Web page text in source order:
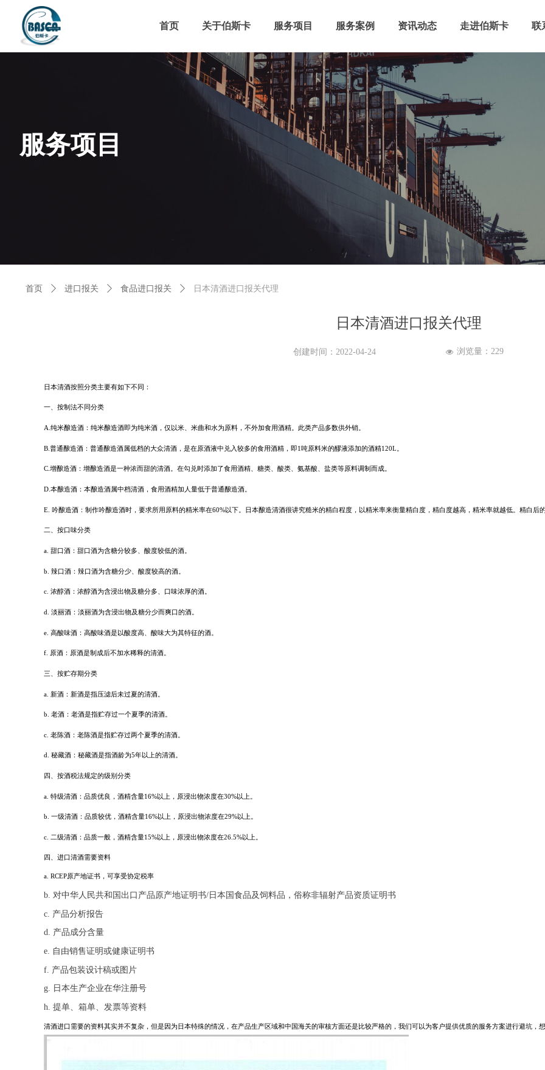
首页 关于伯斯卡 服务项目 服务案例 资讯动态 走进伯斯卡 联
首页 ꄲ 进口报关 ꄲ 食品进口报关 ꄲ 日本清酒进口报关代理
日本清酒进口报关代理
创建时间： 2022-04-24
日本清酒按照分类主要有如下不同：
一、按制法不同分类
A. 纯米酿造酒：纯米酿造酒即为纯米酒，仅以米、米曲和水为原料，不外加食用酒精。此类产品多数供外销。
B. 普通酿造酒：普通酿造酒属低档的大众清酒，是在原酒液中兑入较多的食用酒精，即1 吨原料米的醪液添加的酒精120L 。
C.增酿造酒：增酿造酒是一种浓而甜的清酒。在勾兑时添加了食用酒精、糖类、酸类、氨基酸、盐类等原料调制而成。
D. 本酿造酒：本酿造酒属中档清酒，食用酒精加人量低于普通酿造酒。
E 吟酿造酒：制作吟酿造酒时，要求所用原料的精米率在60%以下。日本酿造清酒很讲究糙米的精白程度，以精米率来衡量精白度，精白度越高，精米率就越低。精白
二、按口味分类
a 甜口酒：甜口酒为含糖分较多、酸度较低的酒。
b 辣口酒：辣口酒为含糖分少、酸度较高的酒。
c. 浓醇酒：浓醇酒为含浸出物及糖分多、口味浓厚的酒。
d 淡丽酒：淡丽酒为含浸出物及糖分少而爽口的酒。
e 高酸味酒：高酸味酒是以酸度高、酸味大为其特征的酒。
f 原酒：原酒是制成后不加水稀释的清酒。
三、按贮存期分类
a 新酒：新酒是指压滤后未过夏的清酒。
b 老酒：老酒是指贮存过一个夏季的清酒。
c 老陈酒：老陈酒是指贮存过两个夏季的清酒。
d. 秘藏酒：秘藏酒是指酒龄为5年以上的清酒。
四、按酒税法规定的级别分类
a 特级清酒：品质优良，酒精含量16%以上，原浸出物浓度在30%以上。
b. 一级清酒：品质较优，酒精含量16%以上，原浸出物浓度在29%以上。
c 二级清酒：品质一般，酒精含量15%以上，原浸出物浓度在26.5%以上。
四、进口清酒需要资料
a. RCEP原产地证书，可享受协定税率
b. 对中华人民共和国出口产品原产地证明书/日本国食品及饲料品，俗称非辐射产品资质证明书
c. 产品分析报告
d. 产品成分含量
e. 自由销售证明或健康证明书
f. 产品包装设计稿或图片
g. 日本生产企业在华注册号
h. 提单、箱单、发票等资料
清酒进口需要的资料其实并不复杂，但是因为日本特殊的情况，在产品生产区域和中国海关的审核方面还是比较严格的，我们可以为客户提供优质的服务方案进行避坑，
服务项目
넶 浏览量： 229